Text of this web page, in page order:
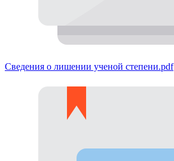
Сведения о лишении ученой степени.pdf